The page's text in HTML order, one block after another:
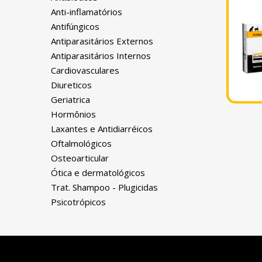
Anti-inflamatórios
Antifúngicos
Antiparasitários Externos
Antiparasitários Internos
Cardiovasculares
Diureticos
Geriatrica
Hormônios
Laxantes e Antidiarréicos
Oftalmológicos
Osteoarticular
Ótica e dermatológicos
Trat. Shampoo - Plugicidas
Psicotrópicos